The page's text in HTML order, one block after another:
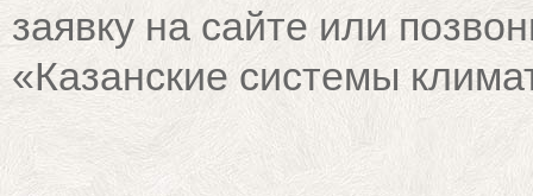
заявку на сайте или
«Казанские системы